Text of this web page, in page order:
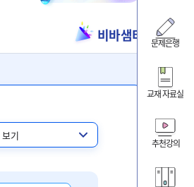
비바샘터 문제은행
교재 자료실
추천강의
ID/PW 찾
내
비바샘